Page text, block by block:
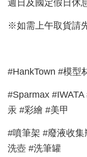
週日及國定假日休
※如需上午取貨請
#HankTown #模型
#Sparmax
汞 #彩繪 #美甲
#噴筆架 #廢液收
洗壺 #洗筆罐